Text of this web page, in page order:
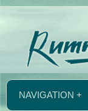
NAVIGATION +